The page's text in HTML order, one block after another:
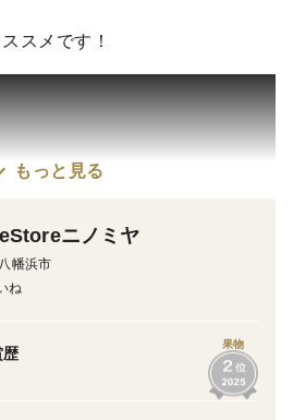
スメです！
山の品種や種類がございますの
producers/21129
もっと見る
ニノミヤ
幡浜市
ね
歴
果物